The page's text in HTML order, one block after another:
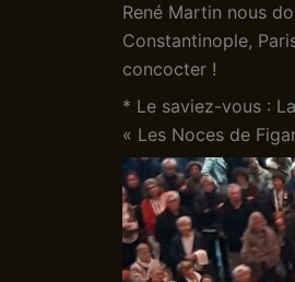
René Martin nous
Constantinople,
concocter !
* Le saviez-vous :
« Les Noces de